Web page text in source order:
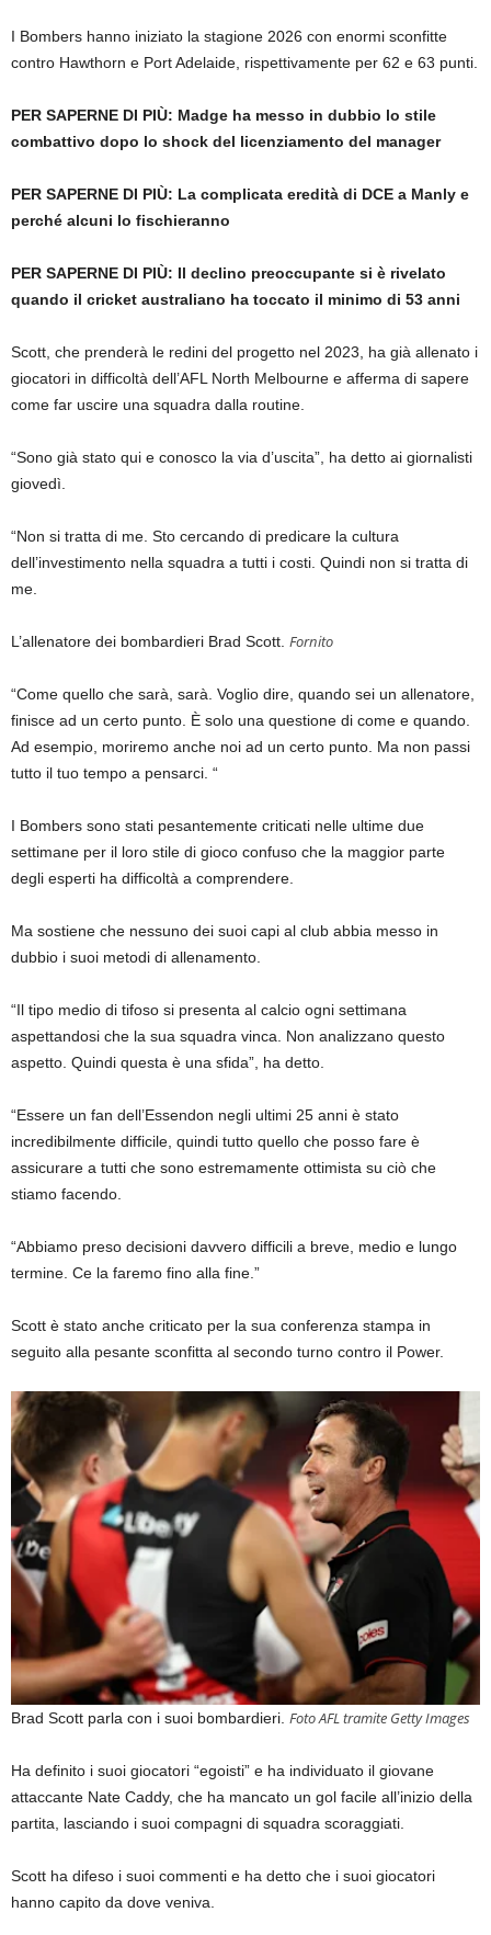
I Bombers hanno iniziato la stagione 2026 con enormi sconfitte
contro Hawthorn e Port Adelaide, rispettivamente per 62 e 63 punti.
PER SAPERNE DI PIÙ: Madge ha messo in dubbio lo stile
combattivo dopo lo shock del licenziamento del manager
PER SAPERNE DI PIÙ: La complicata eredità di DCE a Manly e
perché alcuni lo fischieranno
PER SAPERNE DI PIÙ: Il declino preoccupante si è rivelato
quando il cricket australiano ha toccato il minimo di 53 anni
Scott, che prenderà le redini del progetto nel 2023, ha già allenato i
giocatori in difficoltà dell’AFL North Melbourne e afferma di sapere
come far uscire una squadra dalla routine.
“Sono già stato qui e conosco la via d’uscita”, ha detto ai giornalisti
giovedì.
“Non si tratta di me. Sto cercando di predicare la cultura
dell’investimento nella squadra a tutti i costi. Quindi non si tratta di
me.
L’allenatore dei bombardieri Brad Scott. Fornito
“Come quello che sarà, sarà. Voglio dire, quando sei un allenatore,
finisce ad un certo punto. È solo una questione di come e quando.
Ad esempio, moriremo anche noi ad un certo punto. Ma non passi
tutto il tuo tempo a pensarci. “
I Bombers sono stati pesantemente criticati nelle ultime due
settimane per il loro stile di gioco confuso che la maggior parte
degli esperti ha difficoltà a comprendere.
Ma sostiene che nessuno dei suoi capi al club abbia messo in
dubbio i suoi metodi di allenamento.
“Il tipo medio di tifoso si presenta al calcio ogni settimana
aspettandosi che la sua squadra vinca. Non analizzano questo
aspetto. Quindi questa è una sfida”, ha detto.
“Essere un fan dell’Essendon negli ultimi 25 anni è stato
incredibilmente difficile, quindi tutto quello che posso fare è
assicurare a tutti che sono estremamente ottimista su ciò che
stiamo facendo.
“Abbiamo preso decisioni davvero difficili a breve, medio e lungo
termine. Ce la faremo fino alla fine.”
Scott è stato anche criticato per la sua conferenza stampa in
seguito alla pesante sconfitta al secondo turno contro il Power.
Brad Scott parla con i suoi bombardieri. Foto AFL tramite Getty Images
Ha definito i suoi giocatori “egoisti” e ha individuato il giovane
attaccante Nate Caddy, che ha mancato un gol facile all’inizio della
partita, lasciando i suoi compagni di squadra scoraggiati.
Scott ha difeso i suoi commenti e ha detto che i suoi giocatori
hanno capito da dove veniva.